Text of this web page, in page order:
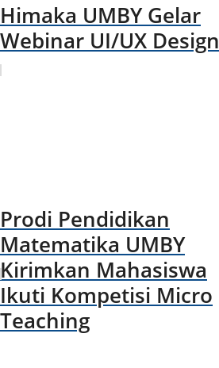
Himaka UMBY Gelar
Webinar UI/UX Design
Prodi Pendidikan
Matematika UMBY
Kirimkan Mahasiswa
Ikuti Kompetisi Micro
Teaching